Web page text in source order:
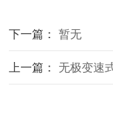
下一篇： 暂无
上一篇： 无极变速